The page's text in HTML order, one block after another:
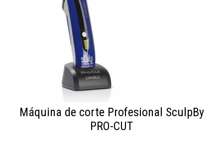
Máquina de corte Profesional SculpBy
PRO-CUT